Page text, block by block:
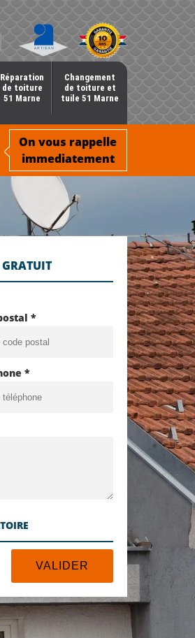
Réparation
de toiture
51 Marne
Changement
de toiture et
tuile 51 Marne
On vous rappelle
immediatement
*
*